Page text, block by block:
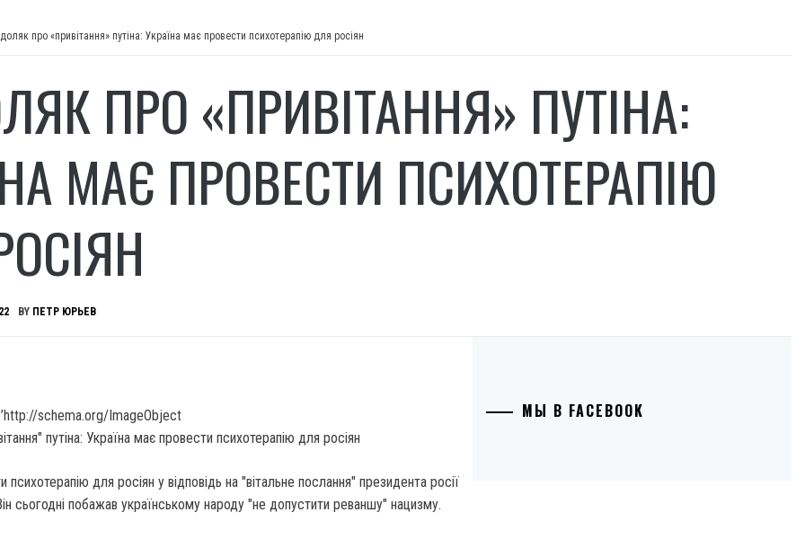
про «привітання» путіна: Україна має провести психотерапію для росіян
ПРО «ПРИВІТАННЯ» ПУТІНА:
МАЄ ПРОВЕСТИ ПСИХОТЕРАПІЮ
BY ПЕТР ЮРЬЕВ
schema.org/ImageObject
психотерапію для росіян у відповідь на "вітальне послання" президента росії
сьогодні побажав українському народу "не допустити реваншу" нацизму.
МЫ В FACEBOOK